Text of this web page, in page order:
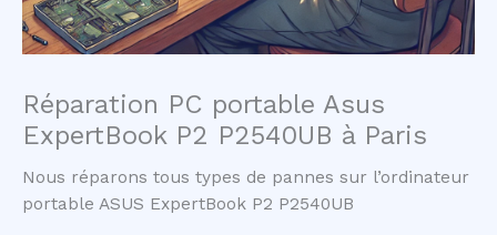
Réparation PC portable Asus
ExpertBook P2 P2540UB à Paris
Nous réparons tous types de pannes sur l’ordinateur
portable ASUS ExpertBook P2 P2540UB